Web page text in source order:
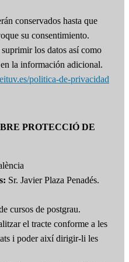
conservados hasta que
su consentimiento.
los datos así como
la información adicional.
politica-de-privacidad
PROTECCIÓ DE
Sr. Javier Plaza Penadés.
cursos de postgrau.
el tracte conforme a les
i poder així dirigir-li les